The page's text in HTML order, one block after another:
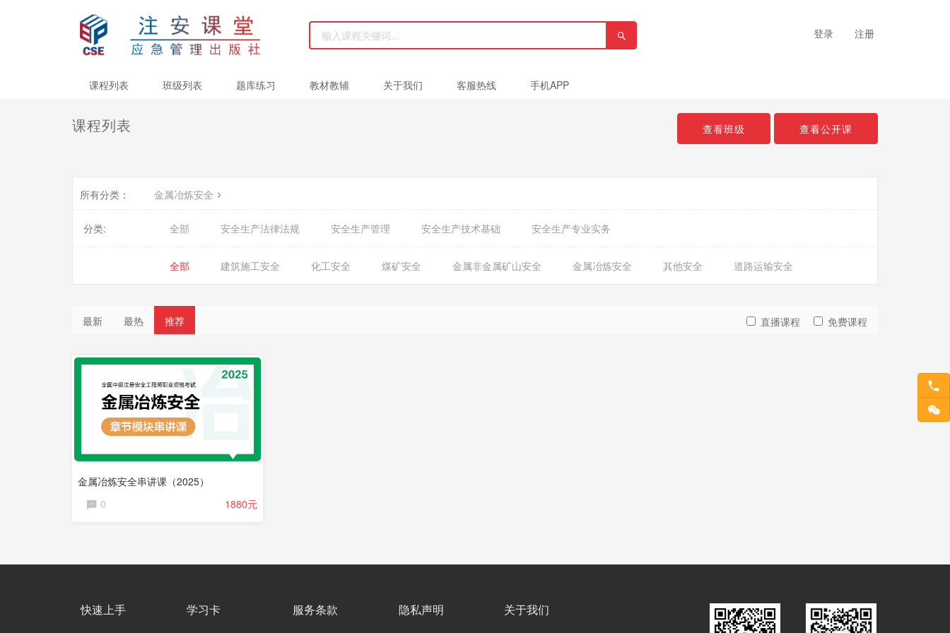
登录 注册
课程列表 班级列表 题库练习 教材教辅 关于我们 客服热线 手机APP
课程列表 查看班级 查看公开课
所有分类： 金属冶炼安全
分类: 全部 安全生产法律法规 安全生产管理 安全生产技术基础 安全生产专业实务
全部 建筑施工安全 化工安全 煤矿安全 金属非金属矿山安全 金属冶炼安全 其他安全 道路运输安全
最新 最热 推荐 直播课程 免费课程
金属冶炼安全串讲课（2025）
0
1880元
快速上手 学习卡 服务条款 隐私声明 关于我们